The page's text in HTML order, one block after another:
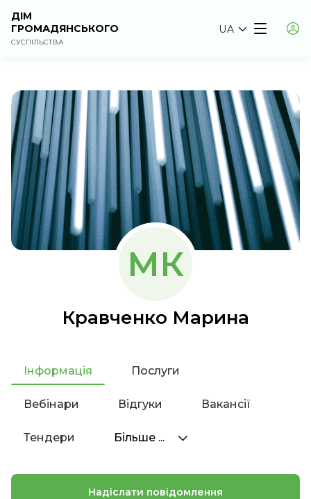
ДІМ
ГРОМАДЯНСЬКОГО
СУСПІЛЬСТВА
UA
МК
Кравченко Марина
Інформація Послуги
Вебінари Відгуки Вакансії
Тендери Більше ...
Надіслати повідомлення